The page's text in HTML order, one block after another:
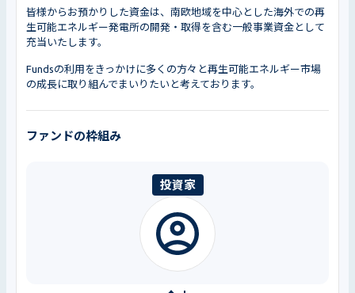
皆様からお預かりした資金は、南欧地域を中心とした海外での再
生可能エネルギー発電所の開発・取得を含む一般事業資金として
充当いたします。
Fundsの利用をきっかけに多くの方々と再生可能エネルギー市場
の成長に取り組んでまいりたいと考えております。
ファンドの枠組み
投資家